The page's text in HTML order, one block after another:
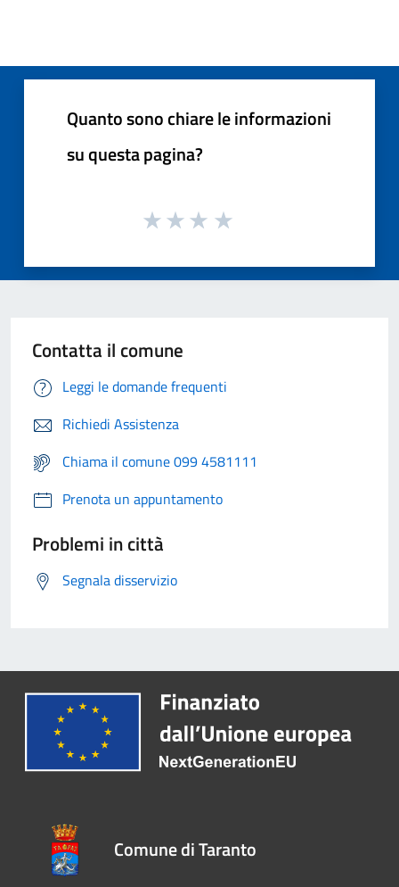
Quanto sono chiare le informazioni
su questa pagina?
Contatta il comune
Leggi le domande frequenti
Richiedi Assistenza
Chiama il comune 099 4581111
Prenota un appuntamento
Problemi in città
Segnala disservizio
Comune di Taranto